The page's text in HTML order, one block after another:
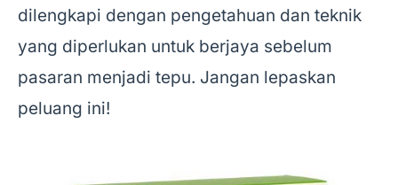
dilengkapi dengan pengetahuan dan teknik
yang diperlukan untuk berjaya sebelum
pasaran menjadi tepu. Jangan lepaskan
peluang ini!